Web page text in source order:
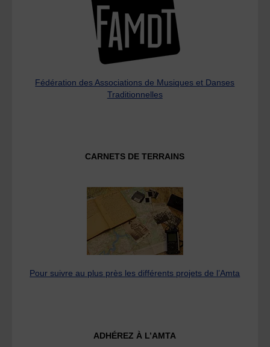
Fédération des Associations de Musiques et Danses
Traditionnelles
CARNETS DE TERRAINS
Pour suivre au plus près les différents projets de l’Amta
ADHÉREZ À L’AMTA